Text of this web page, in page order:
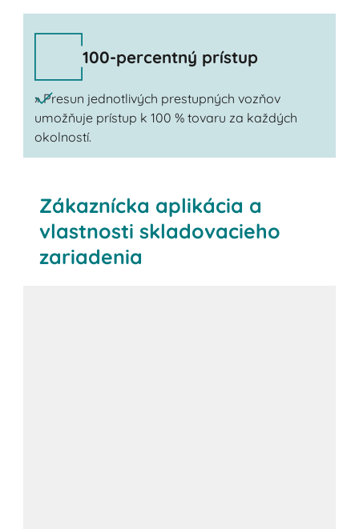
100-percentný prístup
» Presun jednotlivých prestupných vozňov
umožňuje prístup k 100 % tovaru za každých
okolností.
Zákaznícka aplikácia a
vlastnosti skladovacieho
zariadenia